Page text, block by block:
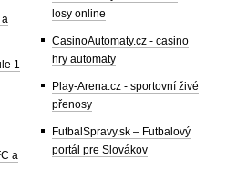
1
a
losy online
CasinoAutomaty.cz - casino
hry automaty
Play-Arena.cz - sportovní živé
přenosy
FutbalSpravy.sk – Futbalový
portál pre Slovákov